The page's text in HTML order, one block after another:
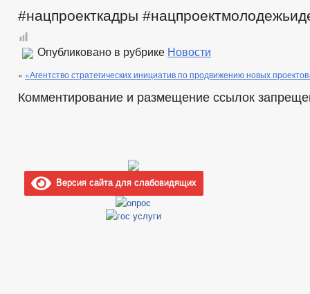
#нацпроекткадры
Опубликовано в рубрике Новости
« «Агентство стратегических инициатив по продвижению новых
Комментирование и размещение ссылок
Версия сайта для слабовидящих